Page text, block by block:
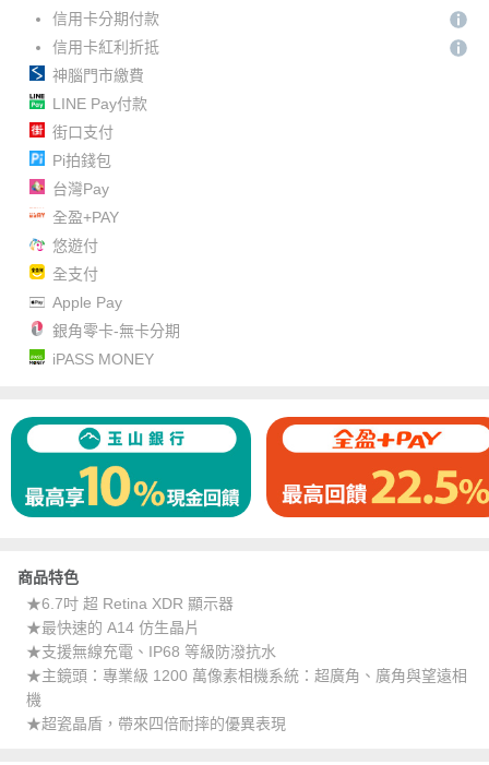
信用卡分期付款
信用卡紅利折抵
神腦門市繳費
LINE Pay付款
街口支付
Pi拍錢包
台灣Pay
全盈+PAY
悠遊付
全支付
Apple Pay
銀角零卡-無卡分期
iPASS MONEY
商品特色
★6.7吋 超 Retina XDR 顯示器
★最快速的 A14 仿生晶片
★支援無線充電、IP68 等級防潑抗水
★主鏡頭：專業級 1200 萬像素相機系統：超廣角、廣角與望遠相
機
★超瓷晶盾，帶來四倍耐摔的優異表現